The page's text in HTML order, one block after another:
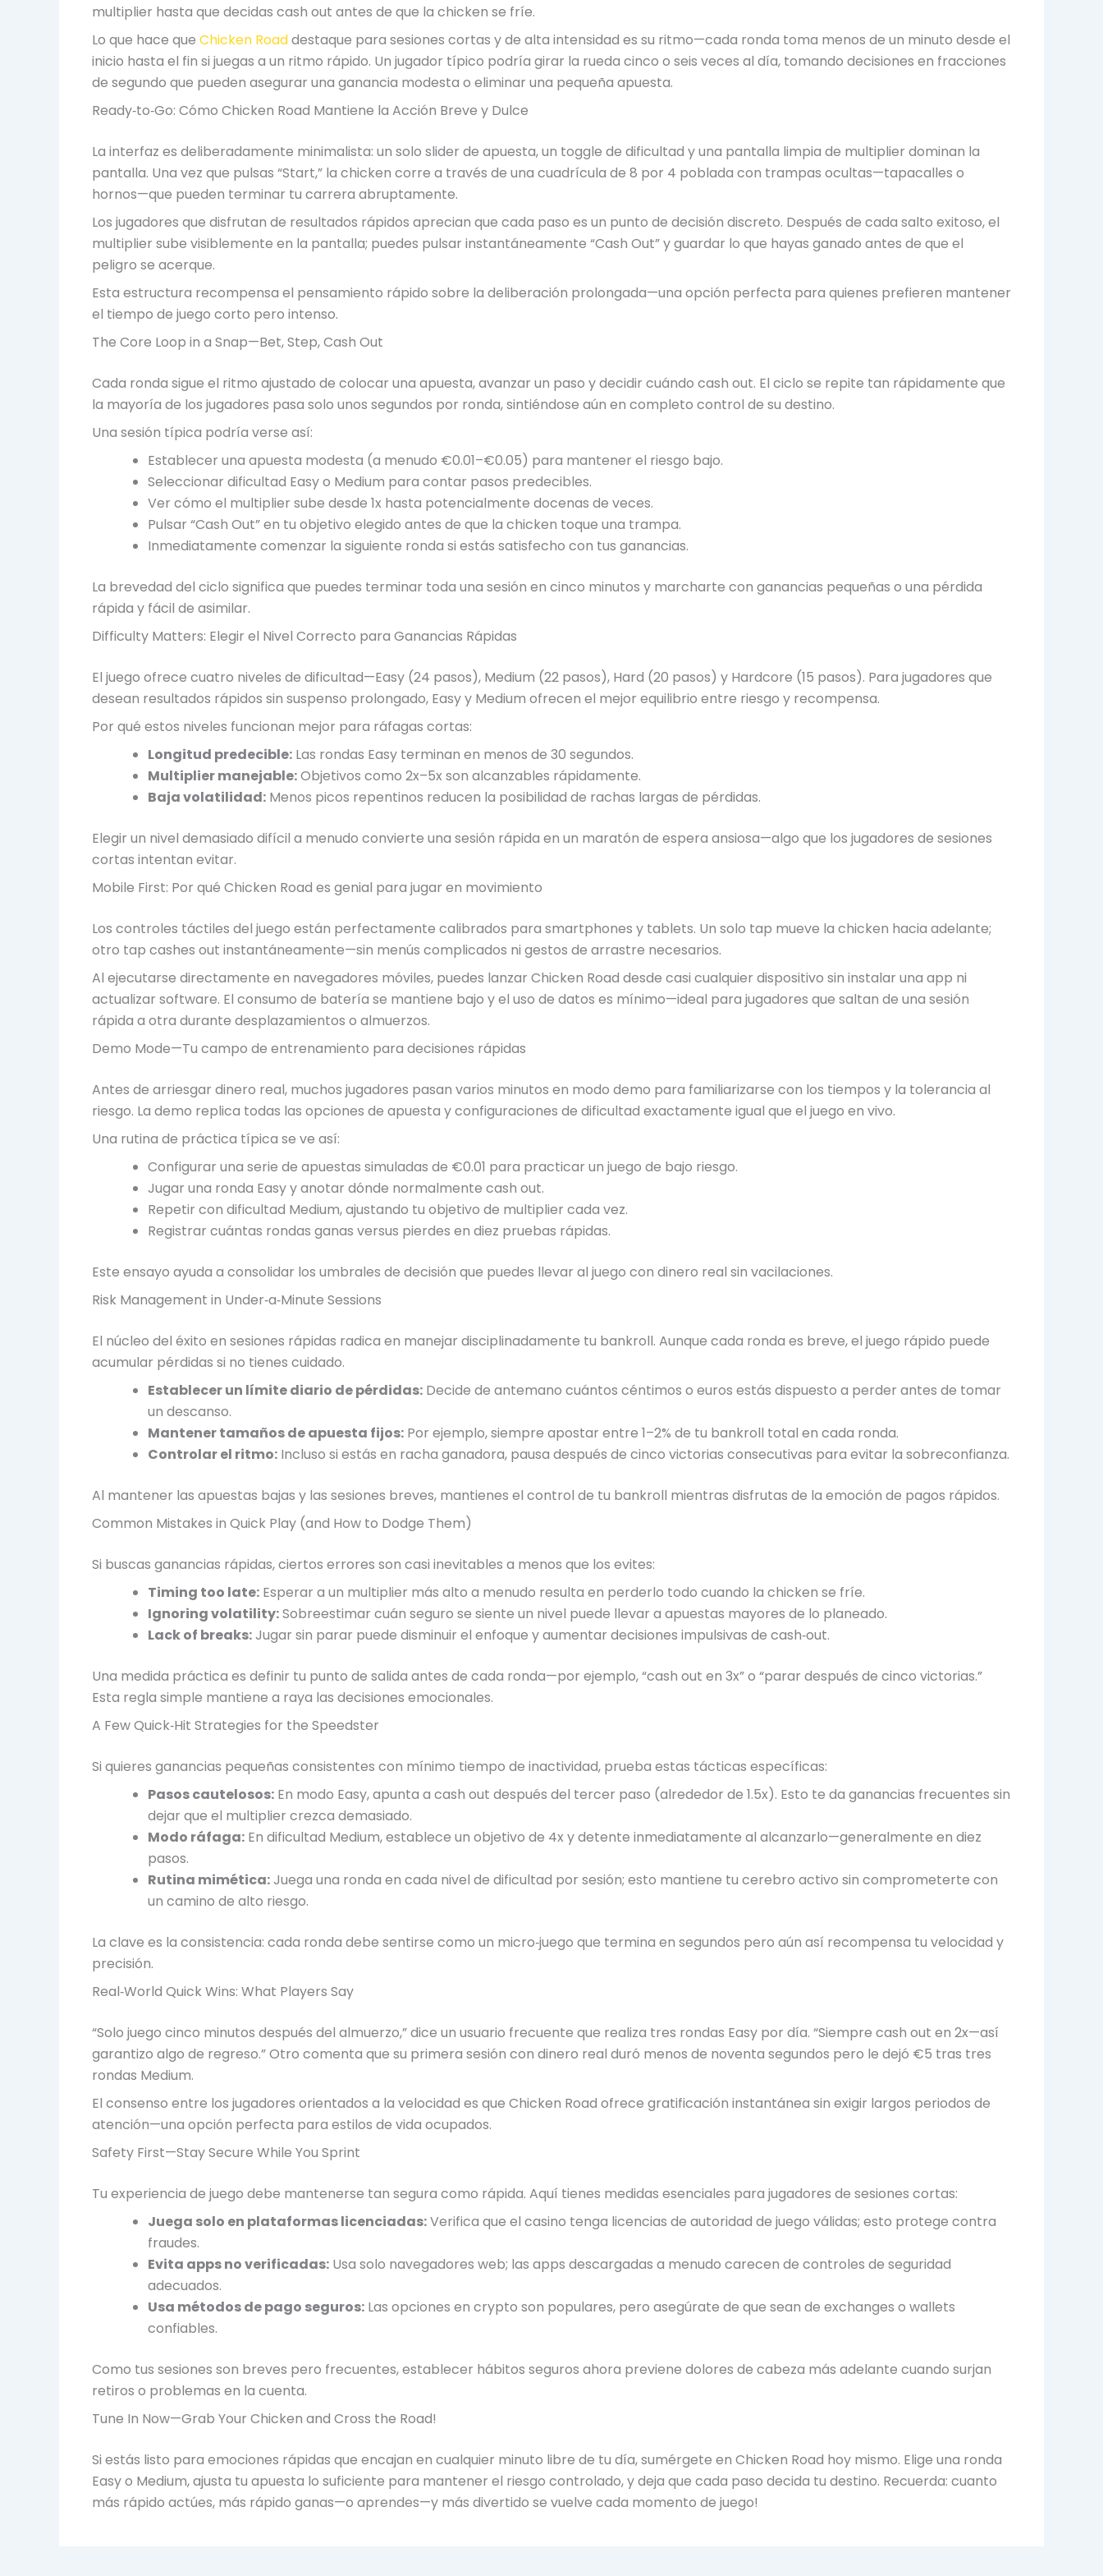
multiplier hasta que decidas cash out antes de que la chicken se fríe.
Lo que hace que Chicken Roaddestaque para sesiones cortas y de alta intensidad es su ritmo—cada ronda toma menos de un minuto desde el
inicio hasta el fin si juegas a un ritmo rápido. Un jugador típico podría girar la rueda cinco o seis veces al día, tomando decisiones en fracciones
de segundo que pueden asegurar una ganancia modesta o eliminar una pequeña apuesta.
Ready‑to‑Go: Cómo Chicken Road Mantiene la Acción Breve y Dulce
La interfaz es deliberadamente minimalista: un solo slider de apuesta, un toggle de dificultad y una pantalla limpia de multiplier dominan la
pantalla. Una vez que pulsas “Start,” la chicken corre a través de una cuadrícula de 8 por 4 poblada con trampas ocultas—tapacalles o
hornos—que pueden terminar tu carrera abruptamente.
Los jugadores que disfrutan de resultados rápidos aprecian que cada paso es un punto de decisión discreto. Después de cada salto exitoso, el
multiplier sube visiblemente en la pantalla; puedes pulsar instantáneamente “Cash Out” y guardar lo que hayas ganado antes de que el
peligro se acerque.
Esta estructura recompensa el pensamiento rápido sobre la deliberación prolongada—una opción perfecta para quienes prefieren mantener
el tiempo de juego corto pero intenso.
The Core Loop in a Snap—Bet, Step, Cash Out
Cada ronda sigue el ritmo ajustado de colocar una apuesta, avanzar un paso y decidir cuándo cash out. El ciclo se repite tan rápidamente que
la mayoría de los jugadores pasa solo unos segundos por ronda, sintiéndose aún en completo control de su destino.
Una sesión típica podría verse así:
Establecer una apuesta modesta (a menudo €0.01–€0.05) para mantener el riesgo bajo.
Seleccionar dificultad Easy o Medium para contar pasos predecibles.
Ver cómo el multiplier sube desde 1x hasta potencialmente docenas de veces.
Pulsar “Cash Out” en tu objetivo elegido antes de que la chicken toque una trampa.
Inmediatamente comenzar la siguiente ronda si estás satisfecho con tus ganancias.
La brevedad del ciclo significa que puedes terminar toda una sesión en cinco minutos y marcharte con ganancias pequeñas o una pérdida
rápida y fácil de asimilar.
Difficulty Matters: Elegir el Nivel Correcto para Ganancias Rápidas
El juego ofrece cuatro niveles de dificultad—Easy (24 pasos), Medium (22 pasos), Hard (20 pasos) y Hardcore (15 pasos). Para jugadores que
desean resultados rápidos sin suspenso prolongado, Easy y Medium ofrecen el mejor equilibrio entre riesgo y recompensa.
Por qué estos niveles funcionan mejor para ráfagas cortas:
Longitud predecible: Las rondas Easy terminan en menos de 30 segundos.
Multiplier manejable:Objetivos como 2x–5x son alcanzables rápidamente.
Baja volatilidad: Menos picos repentinos reducen la posibilidad de rachas largas de pérdidas.
Elegir un nivel demasiado difícil a menudo convierte una sesión rápida en un maratón de espera ansiosa—algo que los jugadores de sesiones
cortas intentan evitar.
Mobile First: Por qué Chicken Road es genial para jugar en movimiento
Los controles táctiles del juego están perfectamente calibrados para smartphones y tablets. Un solo tap mueve la chicken hacia adelante;
otro tap cashes out instantáneamente—sin menús complicados ni gestos de arrastre necesarios.
Al ejecutarse directamente en navegadores móviles, puedes lanzar Chicken Road desde casi cualquier dispositivo sin instalar una app ni
actualizar software. El consumo de batería se mantiene bajo y el uso de datos es mínimo—ideal para jugadores que saltan de una sesión
rápida a otra durante desplazamientos o almuerzos.
Demo Mode—Tu campo de entrenamiento para decisiones rápidas
Antes de arriesgar dinero real, muchos jugadores pasan varios minutos en modo demo para familiarizarse con los tiempos y la tolerancia al
riesgo. La demo replica todas las opciones de apuesta y configuraciones de dificultad exactamente igual que el juego en vivo.
Una rutina de práctica típica se ve así:
Configurar una serie de apuestas simuladas de €0.01 para practicar un juego de bajo riesgo.
Jugar una ronda Easy y anotar dónde normalmente cash out.
Repetir con dificultad Medium, ajustando tu objetivo de multiplier cada vez.
Registrar cuántas rondas ganas versus pierdes en diez pruebas rápidas.
Este ensayo ayuda a consolidar los umbrales de decisión que puedes llevar al juego con dinero real sin vacilaciones.
Risk Management in Under‑a‑Minute Sessions
El núcleo del éxito en sesiones rápidas radica en manejar disciplinadamente tu bankroll. Aunque cada ronda es breve, el juego rápido puede
acumular pérdidas si no tienes cuidado.
Establecer un límite diario de pérdidas: Decide de antemano cuántos céntimos o euros estás dispuesto a perder antes de tomar
un descanso.
Mantener tamaños de apuesta fijos: Por ejemplo, siempre apostar entre 1–2% de tu bankroll total en cada ronda.
Controlar el ritmo: Incluso si estás en racha ganadora, pausa después de cinco victorias consecutivas para evitar la sobreconfianza.
Al mantener las apuestas bajas y las sesiones breves, mantienes el control de tu bankroll mientras disfrutas de la emoción de pagos rápidos.
Common Mistakes in Quick Play (and How to Dodge Them)
Si buscas ganancias rápidas, ciertos errores son casi inevitables a menos que los evites:
Timing too late: Esperar a un multiplier más alto a menudo resulta en perderlo todo cuando la chicken se fríe.
Ignoring volatility:Sobreestimar cuán seguro se siente un nivel puede llevar a apuestas mayores de lo planeado.
Lack of breaks:Jugar sin parar puede disminuir el enfoque y aumentar decisiones impulsivas de cash‑out.
Una medida práctica es definir tu punto de salida antes de cada ronda—por ejemplo, “cash out en 3x” o “parar después de cinco victorias.”
Esta regla simple mantiene a raya las decisiones emocionales.
A Few Quick‑Hit Strategies for the Speedster
Si quieres ganancias pequeñas consistentes con mínimo tiempo de inactividad, prueba estas tácticas específicas:
Pasos cautelosos: En modo Easy, apunta a cash out después del tercer paso (alrededor de 1.5x). Esto te da ganancias frecuentes sin
dejar que el multiplier crezca demasiado.
Modo ráfaga: En dificultad Medium, establece un objetivo de 4x y detente inmediatamente al alcanzarlo—generalmente en diez
pasos.
Rutina mimética:Juega una ronda en cada nivel de dificultad por sesión; esto mantiene tu cerebro activo sin comprometerte con
un camino de alto riesgo.
La clave es la consistencia: cada ronda debe sentirse como un micro‑juego que termina en segundos pero aún así recompensa tu velocidad y
precisión.
Real‑World Quick Wins: What Players Say
“Solo juego cinco minutos después del almuerzo,” dice un usuario frecuente que realiza tres rondas Easy por día. “Siempre cash out en 2x—así
garantizo algo de regreso.” Otro comenta que su primera sesión con dinero real duró menos de noventa segundos pero le dejó €5 tras tres
rondas Medium.
El consenso entre los jugadores orientados a la velocidad es que Chicken Road ofrece gratificación instantánea sin exigir largos periodos de
atención—una opción perfecta para estilos de vida ocupados.
Safety First—Stay Secure While You Sprint
Tu experiencia de juego debe mantenerse tan segura como rápida. Aquí tienes medidas esenciales para jugadores de sesiones cortas:
Juega solo en plataformas licenciadas:Verifica que el casino tenga licencias de autoridad de juego válidas; esto protege contra
fraudes.
Evita apps no verificadas: Usa solo navegadores web; las apps descargadas a menudo carecen de controles de seguridad
adecuados.
Usa métodos de pago seguros: Las opciones en crypto son populares, pero asegúrate de que sean de exchanges o wallets
confiables.
Como tus sesiones son breves pero frecuentes, establecer hábitos seguros ahora previene dolores de cabeza más adelante cuando surjan
retiros o problemas en la cuenta.
Tune In Now—Grab Your Chicken and Cross the Road!
Si estás listo para emociones rápidas que encajan en cualquier minuto libre de tu día, sumérgete en Chicken Road hoy mismo. Elige una ronda
Easy o Medium, ajusta tu apuesta lo suficiente para mantener el riesgo controlado, y deja que cada paso decida tu destino. Recuerda: cuanto
más rápido actúes, más rápido ganas—o aprendes—y más divertido se vuelve cada momento de juego!